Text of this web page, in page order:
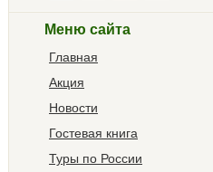
Меню сайта
Главная
Акция
Новости
Гостевая книга
Туры по России